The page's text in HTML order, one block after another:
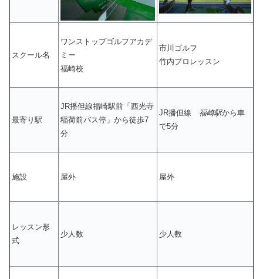
スクール名
ワンストップゴルフアカデ
ミー
福崎校
市川ゴルフ
竹内プロレッスン
最寄り駅
JR播但線福崎駅前「西光寺
稲荷前バス停」から徒歩7
分
JR播但線 福崎駅から車
で5分
施設 屋外 屋外
レッスン形
式
少人数 少人数